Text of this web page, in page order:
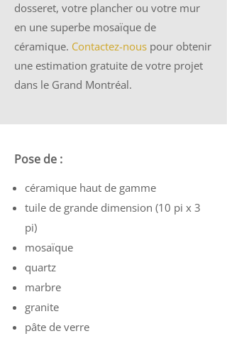
dosseret, votre plancher ou votre mur
en une superbe mosaïque de
céramique. Contactez-nous pour obtenir
une estimation gratuite de votre projet
dans le Grand Montréal.
Pose de :
céramique haut de gamme
tuile de grande dimension (10 pi x 3
pi)
mosaïque
quartz
marbre
granite
pâte de verre